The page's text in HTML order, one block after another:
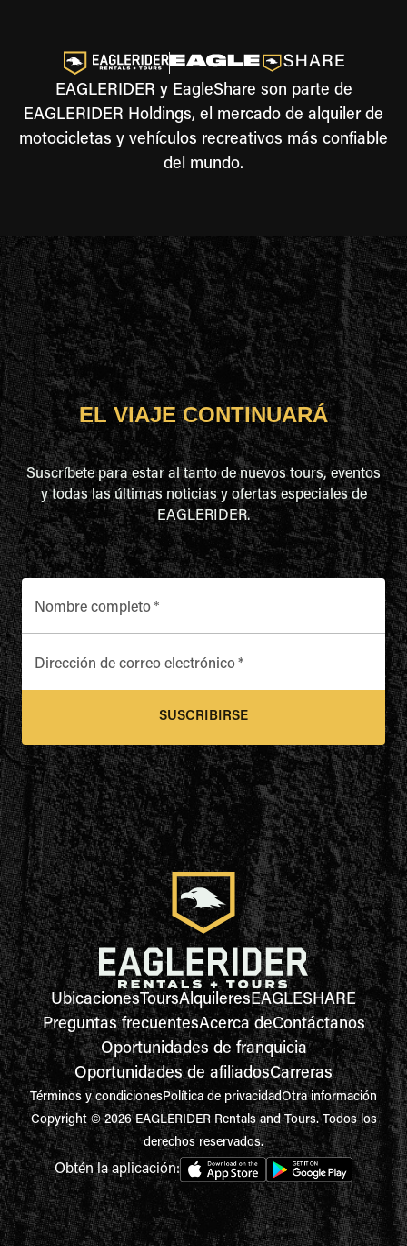
EAGLERIDER y EagleShare son parte de
EAGLERIDER Holdings, el mercado de alquiler de
motocicletas y vehículos recreativos más confiable
del mundo.
EL VIAJE CONTINUARÁ
Suscríbete para estar al tanto de nuevos tours, eventos
y todas las últimas noticias y ofertas especiales de
EAGLERIDER.
Nombre completo*
Dirección de correo electrónico*
SUSCRIBIRSE
UbicacionesToursAlquileresEAGLESHARE
Preguntas frecuentesAcerca deContáctanos
Oportunidades de franquicia
Oportunidades de afiliadosCarreras
Términos y condicionesPolítica de privacidadOtra información
Copyright © 2026 EAGLERIDER Rentals and Tours. Todos los
derechos reservados.
Obtén la aplicación: